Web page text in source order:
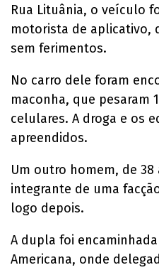
Rua Lituânia, o veículo
motorista de aplicativo,
sem ferimentos.
No carro dele foram
maconha, que pesaram
celulares. A droga e os
apreendidos.
Um outro homem, de
integrante de uma
logo depois.
A dupla foi
Americana, onde